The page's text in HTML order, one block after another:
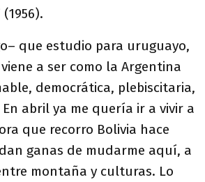
que estudio para uruguayo,
a ser como la Argentina
democrática, plebiscitaria,
abril ya me quería ir a vivir a
que recorro Bolivia hace
ganas de mudarme aquí, a
montaña y culturas. Lo